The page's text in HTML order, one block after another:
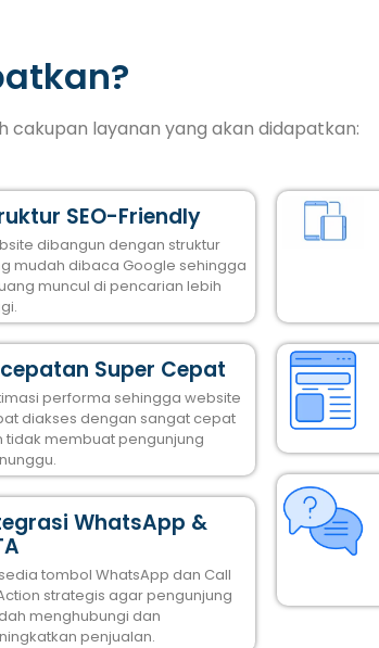
cakupan layanan yang akan didapatkan:
SEO-Friendly
dibangun dengan struktur
mudah dibaca Google sehingga
muncul di pencarian lebih
Super Cepat
performa sehingga website
diakses dengan sangat cepat
tidak membuat pengunjung
WhatsApp &
tombol WhatsApp dan Call
strategis agar pengunjung
menghubungi dan
penjualan.